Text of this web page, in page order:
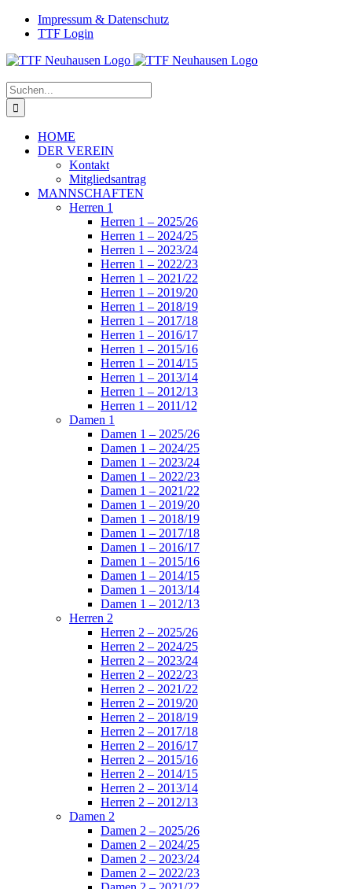
Zum
Inhalt
Facebook
InstagramImpressum & Datenschutz
TTF Login
Suche
nach:
HOME
DER VEREIN
Kontakt
Mitgliedsantrag
MANNSCHAFTEN
Herren 1
Herren 1 – 2025/26
Herren 1 – 2024/25
Herren 1 – 2023/24
Herren 1 – 2022/23
Herren 1 – 2021/22
Herren 1 – 2019/20
Herren 1 – 2018/19
Herren 1 – 2017/18
Herren 1 – 2016/17
Herren 1 – 2015/16
Herren 1 – 2014/15
Herren 1 – 2013/14
Herren 1 – 2012/13
Herren 1 – 2011/12
Damen 1
Damen 1 – 2025/26
Damen 1 – 2024/25
Damen 1 – 2023/24
Damen 1 – 2022/23
Damen 1 – 2021/22
Damen 1 – 2019/20
Damen 1 – 2018/19
Damen 1 – 2017/18
Damen 1 – 2016/17
Damen 1 – 2015/16
Damen 1 – 2014/15
Damen 1 – 2013/14
Damen 1 – 2012/13
Herren 2
Herren 2 – 2025/26
Herren 2 – 2024/25
Herren 2 – 2023/24
Herren 2 – 2022/23
Herren 2 – 2021/22
Herren 2 – 2019/20
Herren 2 – 2018/19
Herren 2 – 2017/18
Herren 2 – 2016/17
Herren 2 – 2015/16
Herren 2 – 2014/15
Herren 2 – 2013/14
Herren 2 – 2012/13
Damen 2
Damen 2 – 2025/26
Damen 2 – 2024/25
Damen 2 – 2023/24
Damen 2 – 2022/23